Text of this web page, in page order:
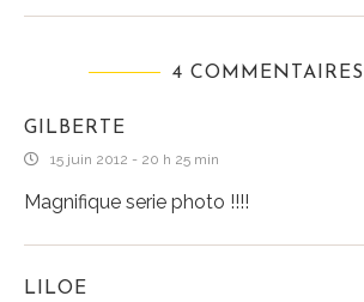
4 COMMENTAIRES
GILBERTE
15 juin 2012 - 20 h 25 min
Magnifique serie photo !!!!
LILOE